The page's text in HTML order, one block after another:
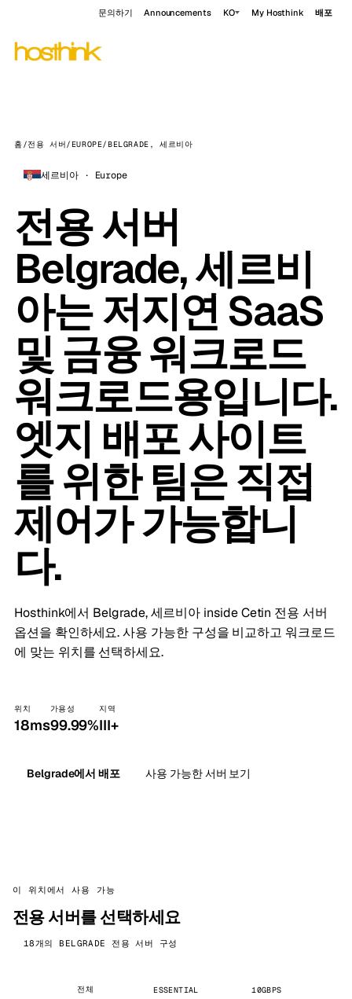
문의하기 Announcements KO My Hosthink 배포
홈/전용 서버/EUROPE/BELGRADE, 세르비아
세르비아 · Europe
전용 서버
Belgrade, 세르비
아는 저지연 SaaS
및 금융 워크로드
워크로드용입니다.
엣지 배포 사이트
를 위한 팀은 직접
제어가 가능합니
다.
Hosthink에서 Belgrade, 세르비아 inside Cetin 전용 서버
옵션을 확인하세요. 사용 가능한 구성을 비교하고 워크로드
에 맞는 위치를 선택하세요.
위치
18ms
가용성
99.99%
지역
III+
Belgrade에서 배포 사용 가능한 서버 보기
이 위치에서 사용 가능
전용 서버를 선택하세요
18개의 BELGRADE 전용 서버 구성
전체 ESSENTIAL 10GBPS